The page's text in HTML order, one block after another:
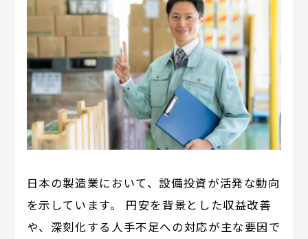
日本の製造業において、設備投資が活発な動向
を示しています。 円安を背景とした収益改善
や、深刻化する人手不足への対応が主な要因で